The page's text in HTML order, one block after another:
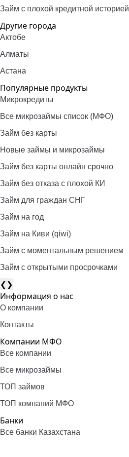
Займ с плохой кредитной историей
Другие города
Актобе
Алматы
Астана
Популярные продукты
Микрокредиты
Все микрозаймы список (МФО)
Займ без карты
Новые займы и микрозаймы
Займ без карты онлайн срочно
Займ без отказа с плохой КИ
Займ для граждан СНГ
Займ на год
Займ на Киви (qiwi)
Займ c моментальным решением
Займ с открытыми просрочками
❮❯
Информация о нас
О компании
Контакты
Компании МФО
Все компании
Все микрозаймы
ТОП займов
ТОП компаний МФО
Банки
Все банки Казахстана